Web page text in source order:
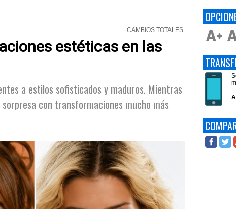
CAMBIOS TOTALES
estéticas en las
a estilos sofisticados y maduros. Mientras
con transformaciones mucho más